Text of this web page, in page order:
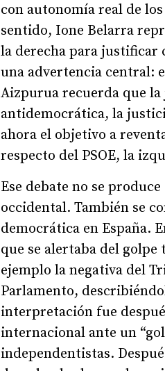
con autonomía real de
sentido, Ione Belarra
la derecha para justificar
una advertencia central:
Aizpurua recuerda que
antidemocrática, la
ahora el objetivo a
respecto del PSOE, la
Ese debate no se
occidental. También se
democrática en España.
que se alertaba del golpe
ejemplo la negativa del
Parlamento,
interpretación fue
internacional ante un
independentistas.